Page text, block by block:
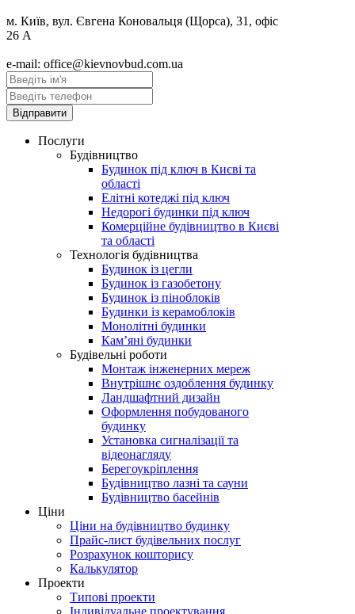
м. Київ, вул. Євгена Коновальця (Щорса), 31, офіс
26 А
e-mail: office@kievnovbud.com.ua
Послуги
Будівництво
Будинок під ключ в Києві та
області
Елітні котеджі під ключ
Недорогі будинки під ключ
Комерційне будівництво в Києві
та області
Технологія будівництва
Будинок із цегли
Будинок із газобетону
Будинок із піноблоків
Будинки із керамоблоків
Монолітні будинки
Кам’яні будинки
Будівельні роботи
Монтаж інженерних мереж
Внутрішнє оздоблення будинку
Ландшафтний дизайн
Оформлення побудованого
будинку
Установка сигналізації та
відеонагляду
Берегоукріплення
Будівництво лазні та сауни
Будівництво басейнів
Ціни
Ціни на будівництво будинку
Прайс-лист будівельних послуг
Розрахунок кошторису
Калькулятор
Проекти
Типові проекти
Індивідуальне проектування